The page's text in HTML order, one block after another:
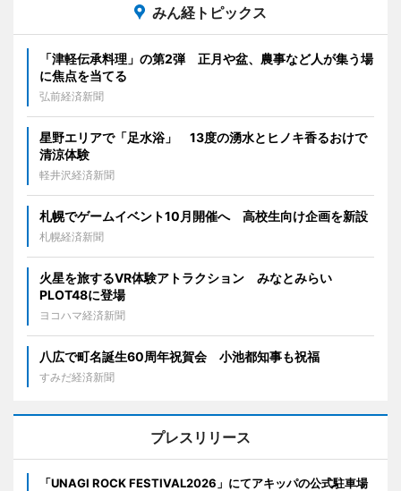
みん経トピックス
「津軽伝承料理」の第2弾 正月や盆、農事など人が集う場
に焦点を当てる
弘前経済新聞
星野エリアで「足水浴」 13度の湧水とヒノキ香るおけで
清涼体験
軽井沢経済新聞
札幌でゲームイベント10月開催へ 高校生向け企画を新設
札幌経済新聞
火星を旅するVR体験アトラクション みなとみらい
PLOT48に登場
ヨコハマ経済新聞
八広で町名誕生60周年祝賀会 小池都知事も祝福
すみだ経済新聞
プレスリリース
「UNAGI ROCK FESTIVAL2026」にてアキッパの公式駐車場